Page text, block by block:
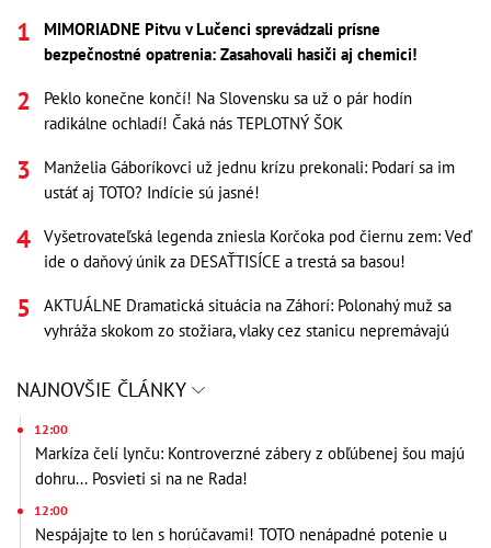
MIMORIADNE Pitvu v Lučenci sprevádzali prísne
bezpečnostné opatrenia: Zasahovali hasiči aj chemici!
Peklo konečne končí! Na Slovensku sa už o pár hodín
radikálne ochladí! Čaká nás TEPLOTNÝ ŠOK
Manželia Gáboríkovci už jednu krízu prekonali: Podarí sa im
ustáť aj TOTO? Indície sú jasné!
Vyšetrovateľská legenda zniesla Korčoka pod čiernu zem: Veď
ide o daňový únik za DESAŤTISÍCE a trestá sa basou!
AKTUÁLNE Dramatická situácia na Záhorí: Polonahý muž sa
vyhráža skokom zo stožiara, vlaky cez stanicu nepremávajú
NAJNOVŠIE ČLÁNKY
12:00
Markíza čelí lynču: Kontroverzné zábery z obľúbenej šou majú
dohru... Posvieti si na ne Rada!
12:00
Nespájajte to len s horúčavami! TOTO nenápadné potenie u